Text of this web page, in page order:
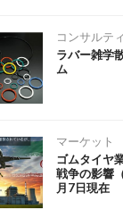
コンサルテ
ラバー雑学
ム
マーケット
ゴムタイヤ
戦争の影響
月7日現在